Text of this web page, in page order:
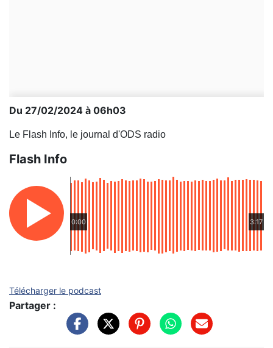
Du 27/02/2024 à 06h03
Le Flash Info, le journal d'ODS radio
Flash Info
0:00 3:17
Télécharger le podcast
Partager :